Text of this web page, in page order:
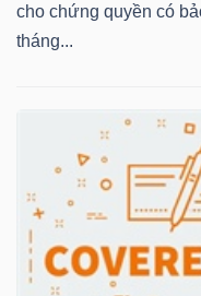
cho chứng quyền có
tháng...
DOANH
NGHIỆP
PHIẾU
PHÁI